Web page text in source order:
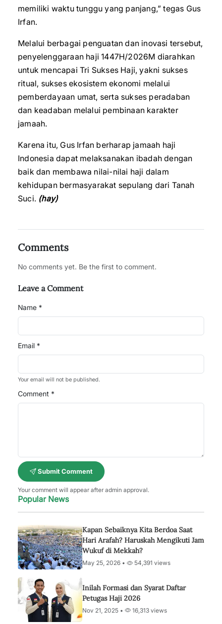
memiliki waktu tunggu yang panjang,” tegas Gus
Irfan.
Melalui berbagai penguatan dan inovasi tersebut,
penyelenggaraan haji 1447H/2026M diarahkan
untuk mencapai Tri Sukses Haji, yakni sukses
ritual, sukses ekosistem ekonomi melalui
pemberdayaan umat, serta sukses peradaban
dan keadaban melalui pembinaan karakter
jamaah.
Karena itu, Gus Irfan berharap jamaah haji
Indonesia dapat melaksanakan ibadah dengan
baik dan membawa nilai-nilai haji dalam
kehidupan bermasyarakat sepulang dari Tanah
Suci. (hay)
Comments
No comments yet. Be the first to comment.
Leave a Comment
Name *
Email *
Your email will not be published.
Comment *
Submit Comment
Your comment will appear after admin approval.
Popular News
Kapan Sebaiknya Kita Berdoa Saat
Hari Arafah? Haruskah Mengikuti Jam
Wukuf di Mekkah?
May 25, 2026 • 54,391 views
Inilah Formasi dan Syarat Daftar
Petugas Haji 2026
Nov 21, 2025 • 16,313 views